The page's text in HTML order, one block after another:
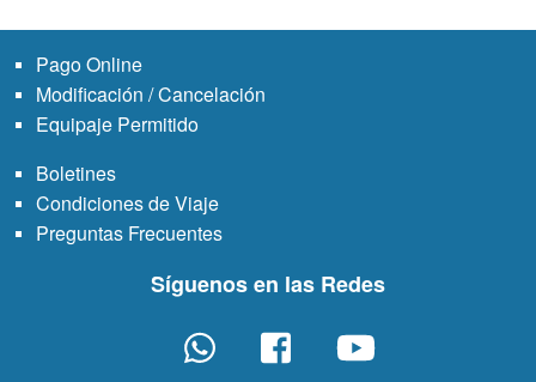
Pago Online
Modificación / Cancelación
Equipaje Permitido
Boletines
Condiciones de Viaje
Preguntas Frecuentes
Síguenos en las Redes
Whatsapp
FacebookYoutube